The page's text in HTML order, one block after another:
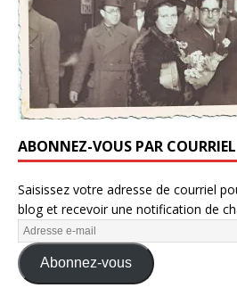
ABONNEZ-VOUS PAR COURRIEL
Saisissez votre adresse de courriel
blog et recevoir une notification de
Abonnez-vous